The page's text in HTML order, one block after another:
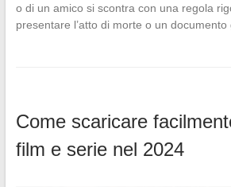
o di un amico si scontra con una regola
presentare l’atto di morte o un documento
Come scaricare
film e serie nel 2024